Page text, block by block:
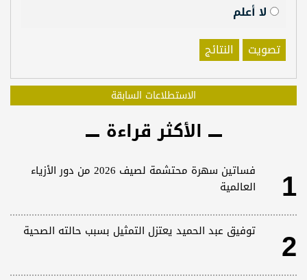
لا أعلم
تصويت
النتائج
الاستطلاعات السابقة
الأكثر قراءة
1
فساتين سهرة محتشمة لصيف 2026 من دور الأزياء
العالمية
2 توفيق عبد الحميد يعتزل التمثيل بسبب حالته الصحية